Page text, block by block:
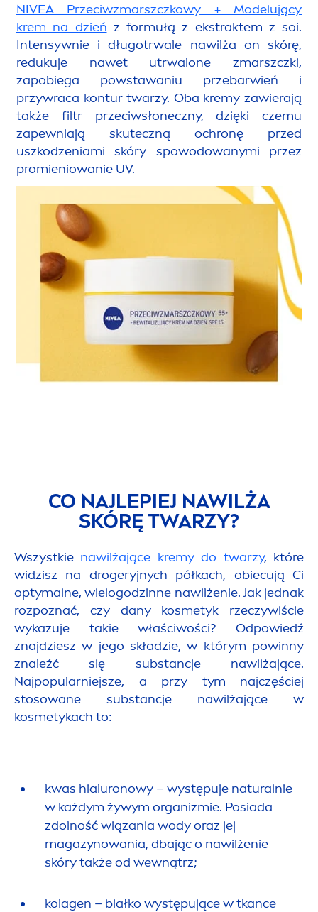
NIVEA Przeciwzmarszczkowy + Modelujący
krem na dzień z formułą z ekstraktem z soi.
Intensywnie i długotrwale nawilża on skórę,
redukuje nawet utrwalone zmarszczki,
zapobiega powstawaniu przebarwień i
przywraca kontur twarzy. Oba kremy zawierają
także filtr przeciwsłoneczny, dzięki czemu
zapewniają skuteczną ochronę przed
uszkodzeniami skóry spowodowanymi przez
promieniowanie UV.
CO NAJLEPIEJ NAWILŻA
SKÓRĘ TWARZY?
Wszystkie nawilżające kremy do twarzy, które
widzisz na drogeryjnych półkach, obiecują Ci
optymalne, wielogodzinne nawilżenie. Jak jednak
rozpoznać, czy dany kosmetyk rzeczywiście
wykazuje takie właściwości? Odpowiedź
znajdziesz w jego składzie, w którym powinny
znaleźć się substancje nawilżające.
Najpopularniejsze, a przy tym najczęściej
stosowane substancje nawilżające w
kosmetykach to:
kwas hialuronowy – występuje naturalnie
w każdym żywym organizmie. Posiada
zdolność wiązania wody oraz jej
magazynowania, dbając o nawilżenie
skóry także od wewnątrz;
kolagen – białko występujące w tkance